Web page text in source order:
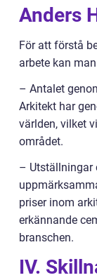
Anders
För att förstå
arbete kan
– Antalet
Arkitekt har
världen, vilket
området.
– Utställningar
priser inom
erkännande
branschen.
IV.